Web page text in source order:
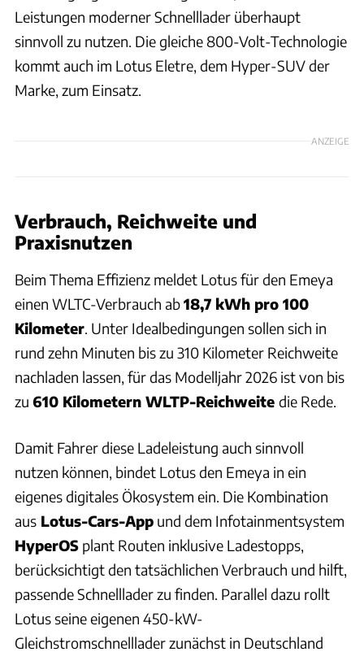
Leistungen moderner Schnelllader überhaupt
sinnvoll zu nutzen. Die gleiche 800-Volt-Technologie
kommt auch im Lotus Eletre, dem Hyper-SUV der
Marke, zum Einsatz.
ANZEIGE
Verbrauch, Reichweite und
Praxisnutzen
Beim Thema Effizienz meldet Lotus für den Emeya
einen WLTC-Verbrauch ab18,7 kWh pro 100
Kilometer. Unter Idealbedingungen sollen sich in
rund zehn Minuten bis zu 310 Kilometer Reichweite
nachladen lassen, für das Modelljahr 2026 ist von bis
zu 610 Kilometern WLTP-Reichweite die Rede.
Damit Fahrer diese Ladeleistung auch sinnvoll
nutzen können, bindet Lotus den Emeya in ein
eigenes digitales Ökosystem ein. Die Kombination
aus Lotus-Cars-App und dem Infotainmentsystem
HyperOS plant Routen inklusive Ladestopps,
berücksichtigt den tatsächlichen Verbrauch und hilft,
passende Schnelllader zu finden. Parallel dazu rollt
Lotus seine eigenen 450-kW-
Gleichstromschnelllader zunächst in Deutschland